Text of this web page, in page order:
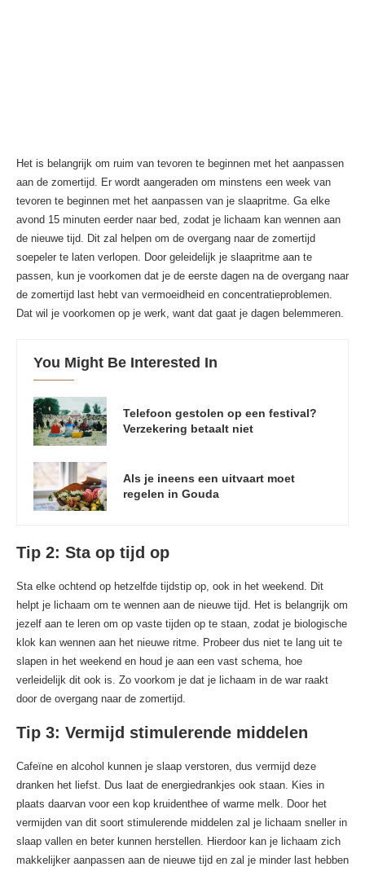
Het is belangrijk om ruim van tevoren te beginnen met het aanpassen
aan de zomertijd. Er wordt aangeraden om minstens een week van
tevoren te beginnen met het aanpassen van je slaapritme. Ga elke
avond 15 minuten eerder naar bed, zodat je lichaam kan wennen aan
de nieuwe tijd. Dit zal helpen om de overgang naar de zomertijd
soepeler te laten verlopen. Door geleidelijk je slaapritme aan te
passen, kun je voorkomen dat je de eerste dagen na de overgang naar
de zomertijd last hebt van vermoeidheid en concentratieproblemen.
Dat wil je voorkomen op je werk, want dat gaat je dagen belemmeren.
You Might Be Interested In
Telefoon gestolen op een festival?
Verzekering betaalt niet
Als je ineens een uitvaart moet
regelen in Gouda
Tip 2: Sta op tijd op
Sta elke ochtend op hetzelfde tijdstip op, ook in het weekend. Dit
helpt je lichaam om te wennen aan de nieuwe tijd. Het is belangrijk om
jezelf aan te leren om op vaste tijden op te staan, zodat je biologische
klok kan wennen aan het nieuwe ritme. Probeer dus niet te lang uit te
slapen in het weekend en houd je aan een vast schema, hoe
verleidelijk dit ook is. Zo voorkom je dat je lichaam in de war raakt
door de overgang naar de zomertijd.
Tip 3: Vermijd stimulerende middelen
Cafeïne en alcohol kunnen je slaap verstoren, dus vermijd deze
dranken het liefst. Dus laat de energiedrankjes ook staan. Kies in
plaats daarvan voor een kop kruidenthee of warme melk. Door het
vermijden van dit soort stimulerende middelen zal je lichaam sneller in
slaap vallen en beter kunnen herstellen. Hierdoor kan je lichaam zich
makkelijker aanpassen aan de nieuwe tijd en zal je minder last hebben